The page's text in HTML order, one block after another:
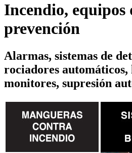
Incendio, equipos
prevención
Alarmas, sistemas de
rociadores automáticos,
monitores, supresión